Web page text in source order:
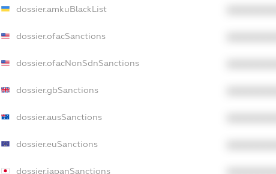
dossier.amkuBlackList
dossier.ofacSanctions
dossier.ofacNonSdnSanctions
dossier.gbSanctions
dossier.ausSanctions
dossier.euSanctions
dossier.japanSanctions